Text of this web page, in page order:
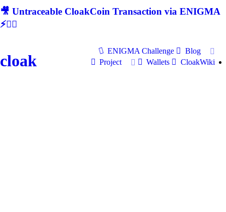
🎥 Untraceable CloakCoin Transaction via ENIGMA
⚡🕵‍♂
cloak
ENIGMA Challenge
Blog
Project
Wallets CloakWiki